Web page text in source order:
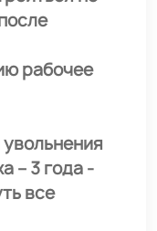
рабочее
– 3 года -
все